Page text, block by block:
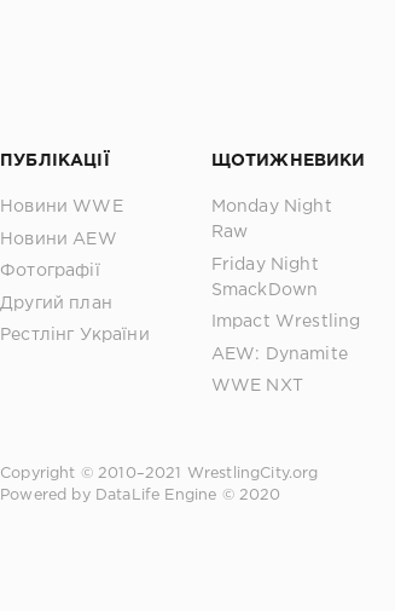
ПУБЛІКАЦІЇ
Новини WWE
Новини AEW
Фотографії
Другий план
Рестлінг України
ЩОТИЖНЕВИКИ
Monday Night
Raw
Friday Night
SmackDown
Impact Wrestling
AEW: Dynamite
WWE NXT
Copyright © 2010–2021
WrestlingCity.org
Powered by DataLife Engine © 2020